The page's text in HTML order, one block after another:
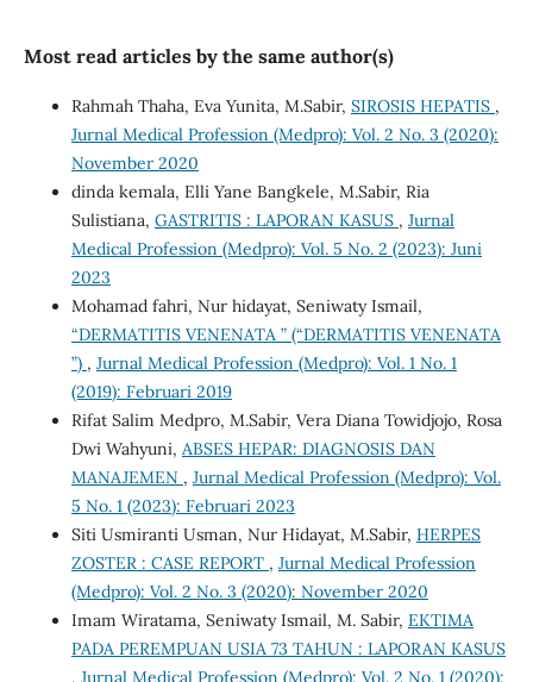
Most read articles by the same author(s)
Rahmah Thaha, Eva Yunita, M.Sabir, SIROSIS HEPATIS ,
Jurnal Medical Profession (Medpro): Vol. 2 No. 3 (2020):
November 2020
dinda kemala, Elli Yane Bangkele, M.Sabir, Ria
Sulistiana, GASTRITIS : LAPORAN KASUS , Jurnal
Medical Profession (Medpro): Vol. 5 No. 2 (2023): Juni
2023
Mohamad fahri, Nur hidayat, Seniwaty Ismail,
“DERMATITIS VENENATA ” (“DERMATITIS VENENATA
”) , Jurnal Medical Profession (Medpro): Vol. 1 No. 1
(2019): Februari 2019
Rifat Salim Medpro, M.Sabir, Vera Diana Towidjojo, Rosa
Dwi Wahyuni, ABSES HEPAR: DIAGNOSIS DAN
MANAJEMEN , Jurnal Medical Profession (Medpro): Vol.
5 No. 1 (2023): Februari 2023
Siti Usmiranti Usman, Nur Hidayat, M.Sabir, HERPES
ZOSTER : CASE REPORT , Jurnal Medical Profession
(Medpro): Vol. 2 No. 3 (2020): November 2020
Imam Wiratama, Seniwaty Ismail, M. Sabir, EKTIMA
PADA PEREMPUAN USIA 73 TAHUN : LAPORAN KASUS
, Jurnal Medical Profession (Medpro): Vol. 2 No. 1 (2020):